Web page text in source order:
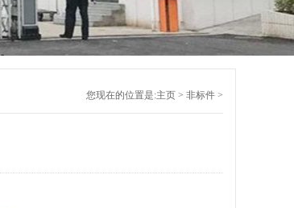
您现在的位置是:主页 > 非标件 >